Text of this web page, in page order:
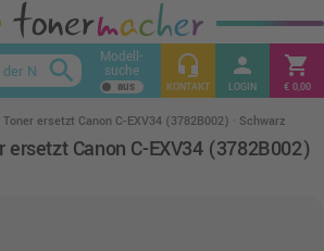
keyboard_arrow_up
search Modell-
suche headset_mic
KONTAKT
person
LOGIN
shopping_cart
€ 0,00
ersetzt Canon C-EXV34 (3782B002) · Schwarz
Canon C-EXV34 (3782B002)